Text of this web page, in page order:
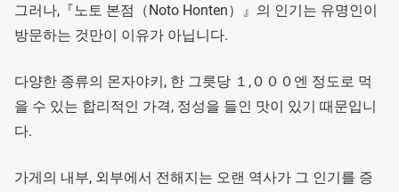
그러나,『노토 본점（Noto Honten）』의 인기는 유명인이
방문하는 것만이 이유가 아닙니다.
다양한 종류의 몬자야키, 한 그릇당 １,０００엔 정도로 먹
을 수 있는 합리적인 가격, 정성을 들인 맛이 있기 때문입니
다.
가게의 내부, 외부에서 전해지는 오랜 역사가 그 인기를 증